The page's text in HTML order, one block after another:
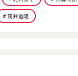
# 筒井道隆